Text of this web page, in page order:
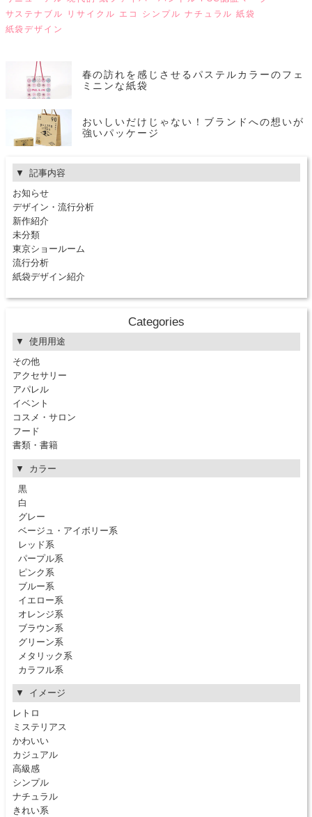
サステナブル
リサイクル エコ シンプル ナチュラル 紙袋
紙袋デザイン
春の訪れを感じさせるパステルカラーのフェ
ミニンな紙袋
おいしいだけじゃない！ブランドへの想いが
強いパッケージ
記事内容
お知らせ
デザイン・流行分析
新作紹介
未分類
東京ショールーム
流行分析
紙袋デザイン紹介
Categories
使用用途
その他
アクセサリー
アパレル
イベント
コスメ・サロン
フード
書類・書籍
カラー
黒
白
グレー
ベージュ・アイボリー系
レッド系
パープル系
ピンク系
ブルー系
イエロー系
オレンジ系
ブラウン系
グリーン系
メタリック系
カラフル系
イメージ
レトロ
ミステリアス
かわいい
カジュアル
高級感
シンプル
ナチュラル
きれい系